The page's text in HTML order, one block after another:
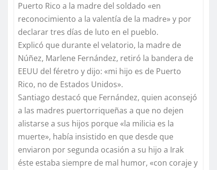
Puerto Rico a la madre del soldado «en
reconocimiento a la valentía de la madre» y por
declarar tres días de luto en el pueblo.
Explicó que durante el velatorio, la madre de
Núñez, Marlene Fernández, retiró la bandera de
EEUU del féretro y dijo: «mi hijo es de Puerto
Rico, no de Estados Unidos».
Santiago destacó que Fernández, quien aconsejó
a las madres puertorriqueñas a que no dejen
alistarse a sus hijos porque «la milicia es la
muerte», había insistido en que desde que
enviaron por segunda ocasión a su hijo a Irak
éste estaba siempre de mal humor, «con coraje y